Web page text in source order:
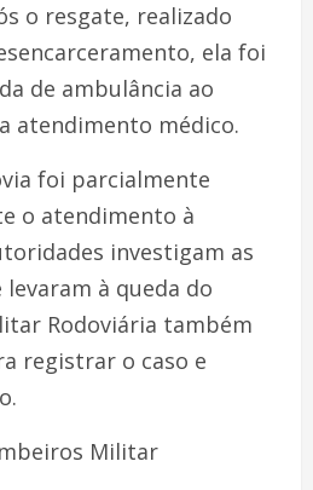
o resgate, realizado
ela foi
de ambulância ao
atendimento médico.
foi parcialmente
o atendimento à
investigam as
à queda do
Rodoviária também
registrar o caso e
Militar